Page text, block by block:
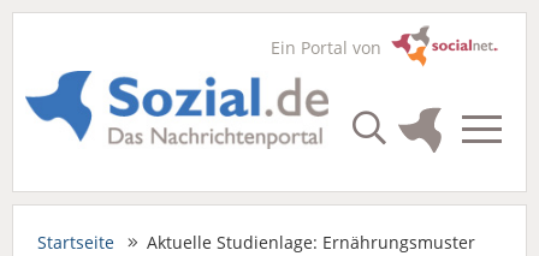
Ein Portal von
Startseite
Aktuelle Studienlage: Ernährungsmuster